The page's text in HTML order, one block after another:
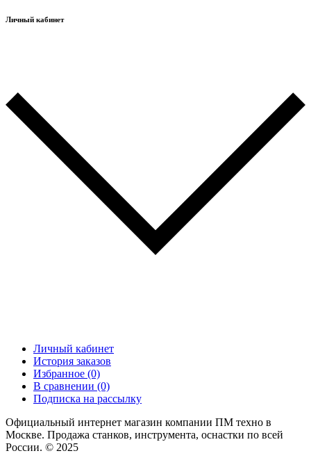
Личный кабинет
Личный кабинет
История заказов
Избранное (0)
В сравнении (0)
Подписка на рассылку
Официальный интернет магазин компании ПМ техно в
Москве. Продажа станков, инструмента, оснастки по всей
России. © 2025